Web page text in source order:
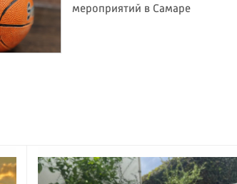
мероприятий в Самаре